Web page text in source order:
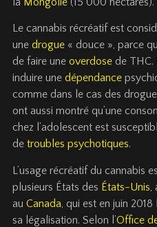
Le cannabis récréatif est
une drogue « douce », parce
de faire une overdose de THC.
induire une dépendance
comme dans le cas des
ont aussi montré qu’une
chez l’adolescent est
de troubles psychotiques.
L’usage récréatif du cannabis
plusieurs États des États-Unis
au Canada , qui est en juin 2018
sa légalisation. Selon l’Office